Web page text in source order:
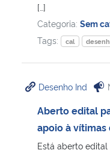
[…]
Categoria: Sem
Tags:
cal
Desenho Ind
Aberto edital
apoio à
Está aberto